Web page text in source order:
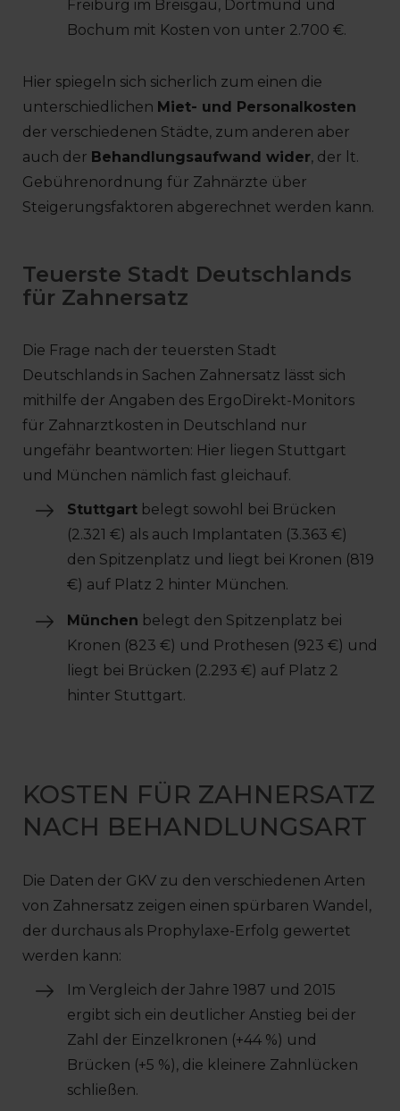
Freiburg im Breisgau, Dortmund und
Bochum mit Kosten von unter 2.700 €.
Hier spiegeln sich sicherlich zum einen die
unterschiedlichen Miet- und Personalkosten
der verschiedenen Städte, zum anderen aber
auch der Behandlungsaufwand wider, der lt.
Gebührenordnung für Zahnärzte über
Steigerungsfaktoren abgerechnet werden kann.
Teuerste Stadt Deutschlands
für Zahnersatz
Die Frage nach der teuersten Stadt
Deutschlands in Sachen Zahnersatz lässt sich
mithilfe der Angaben des ErgoDirekt-Monitors
für Zahnarztkosten in Deutschland nur
ungefähr beantworten: Hier liegen Stuttgart
und München nämlich fast gleichauf.
Stuttgart belegt sowohl bei Brücken
(2.321 €) als auch Implantaten (3.363 €)
den Spitzenplatz und liegt bei Kronen (819
€) auf Platz 2 hinter München.
München belegt den Spitzenplatz bei
Kronen (823 €) und Prothesen (923 €) und
liegt bei Brücken (2.293 €) auf Platz 2
hinter Stuttgart.
KOSTEN FÜR ZAHNERSATZ
NACH BEHANDLUNGSART
Die Daten der GKV zu den verschiedenen Arten
von Zahnersatz zeigen einen spürbaren Wandel,
der durchaus als Prophylaxe-Erfolg gewertet
werden kann:
Im Vergleich der Jahre 1987 und 2015
ergibt sich ein deutlicher Anstieg bei der
Zahl der Einzelkronen (+44 %) und
Brücken (+5 %), die kleinere Zahnlücken
schließen.